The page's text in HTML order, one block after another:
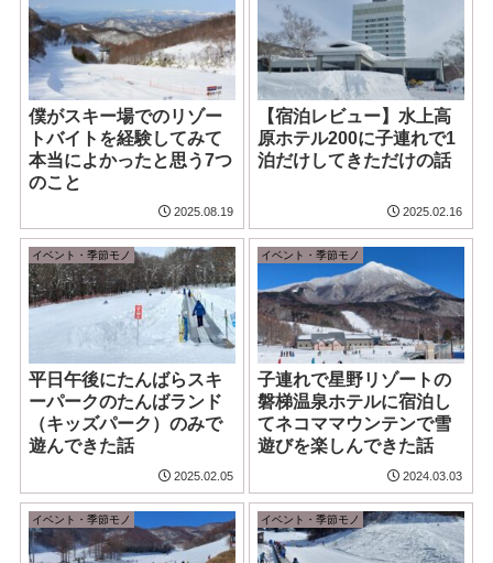
僕がスキー場でのリゾー
トバイトを経験してみて
本当によかったと思う7つ
のこと
2025.08.19
【宿泊レビュー】水上高
原ホテル200に子連れで1
泊だけしてきただけの話
2025.02.16
イベント・季節モノ
平日午後にたんばらスキ
ーパークのたんばランド
（キッズパーク）のみで
遊んできた話
2025.02.05
イベント・季節モノ
子連れで星野リゾートの
磐梯温泉ホテルに宿泊し
てネコママウンテンで雪
遊びを楽しんできた話
2024.03.03
イベント・季節モノ イベント・季節モノ